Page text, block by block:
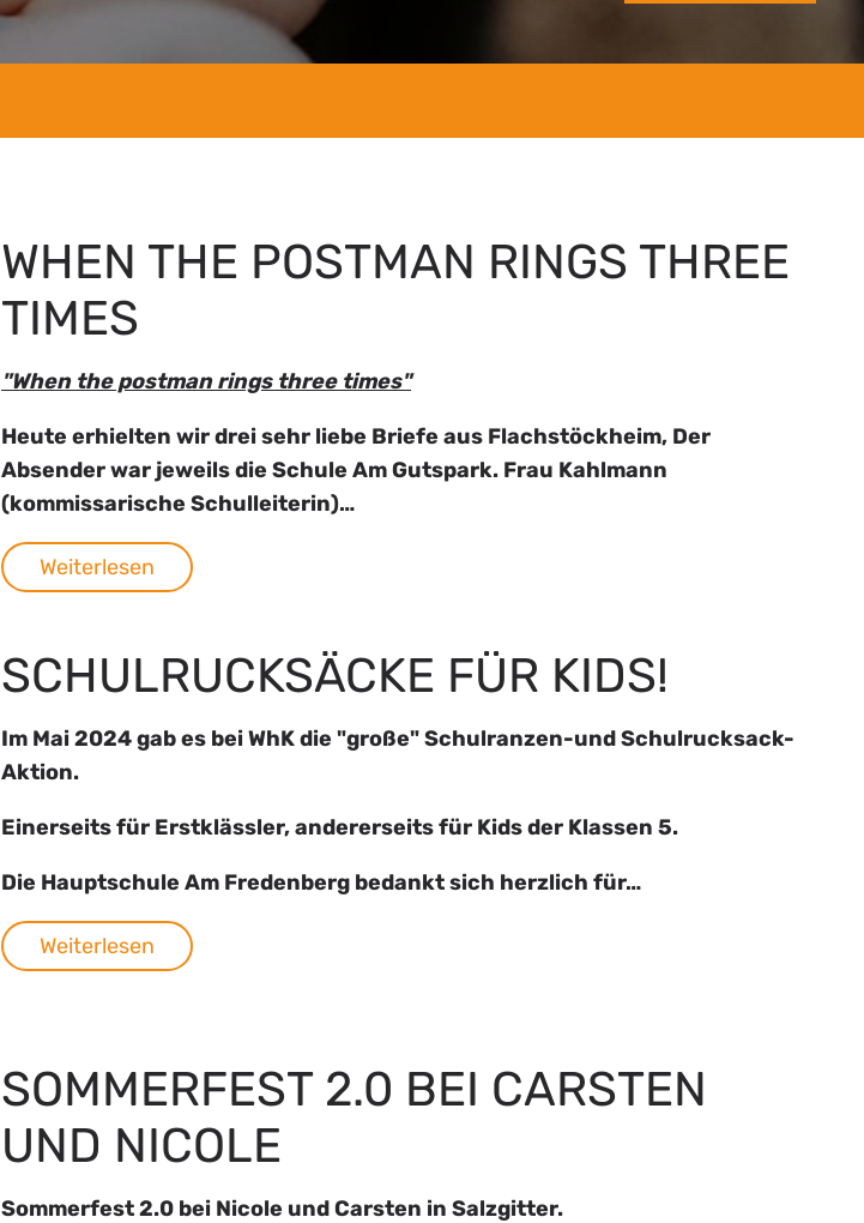
WHEN THE POSTMAN RINGS THREE
TIMES
"When the postman rings three times"
Heute erhielten wir drei sehr liebe Briefe aus Flachstöckheim, Der
Absender war jeweils die Schule Am Gutspark. Frau Kahlmann
(kommissarische Schulleiterin)…
Weiterlesen
SCHULRUCKSÄCKE FÜR KIDS!
Im Mai 2024 gab es bei WhK die "große" Schulranzen-und Schulrucksack-
Aktion.
Einerseits für Erstklässler, andererseits für Kids der Klassen 5.
Die Hauptschule Am Fredenberg bedankt sich herzlich für…
Weiterlesen
SOMMERFEST 2.0 BEI CARSTEN
UND NICOLE
Sommerfest 2.0 bei Nicole und Carsten in Salzgitter.